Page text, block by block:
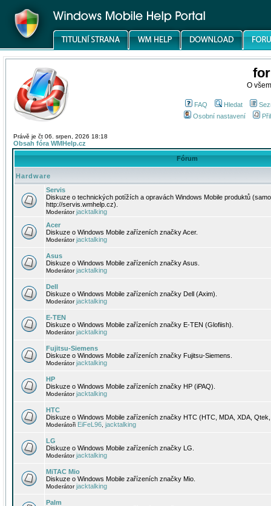
O
FAQ Hledat
Osobní nastavení
Právě je čt 06. srpen, 2026 18:18
Obsah fóra WMHelp.cz
Fórum
Hardware
Servis
Diskuze o technických potížích a opravách Windows Mobile produktů
http://servis.wmhelp.cz).
Moderátorjacktalking
Acer
Diskuze o Windows Mobile zařízeních značky Acer.
Moderátorjacktalking
Asus
Diskuze o Windows Mobile zařízeních značky Asus.
Moderátorjacktalking
Dell
Diskuze o Windows Mobile zařízeních značky Dell (Axim).
Moderátorjacktalking
E-TEN
Diskuze o Windows Mobile zařízeních značky E-TEN (Glofiish).
Moderátorjacktalking
Fujitsu-Siemens
Diskuze o Windows Mobile zařízeních značky Fujitsu-Siemens.
Moderátorjacktalking
HP
Diskuze o Windows Mobile zařízeních značky HP (iPAQ).
Moderátorjacktalking
HTC
Diskuze o Windows Mobile zařízeních značky HTC (HTC, MDA, XDA,
Moderátoři EiFeL96 jacktalking
LG
Diskuze o Windows Mobile zařízeních značky LG.
Moderátorjacktalking
MiTAC Mio
Diskuze o Windows Mobile zařízeních značky Mio.
Moderátorjacktalking
Palm